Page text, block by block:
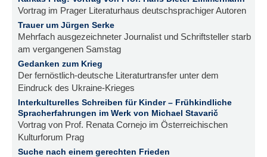
Vortrag im Prager Literaturhaus deutschsprachiger Autoren
Trauer um Jürgen Serke
Mehrfach ausgezeichneter Journalist und Schriftsteller starb
am vergangenen Samstag
Gedanken zum Krieg
Der fernöstlich-deutsche Literaturtransfer unter dem
Eindruck des Ukraine-Krieges
Interkulturelles Schreiben für Kinder – Frühkindliche
Spracherfahrungen im Werk von Michael Stavarič
Vortrag von Prof. Renata Cornejo im Österreichischen
Kulturforum Prag
Suche nach einem gerechten Frieden